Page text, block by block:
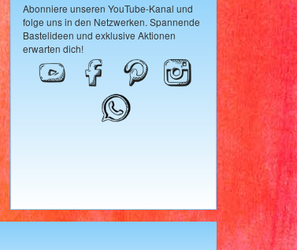
Abonniere unseren YouTube-Kanal und
folge uns in den Netzwerken. Spannende
Bastelideen und exklusive Aktionen
erwarten dich!